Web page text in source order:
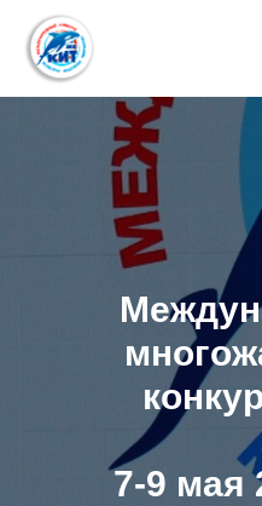
7-9 мая